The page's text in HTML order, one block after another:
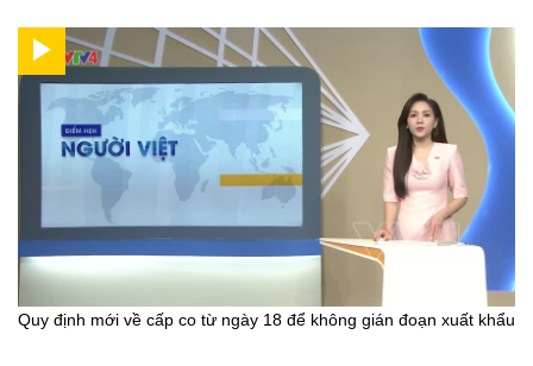
Quy định mới về cấp co từ ngày 18 để không gián đoạn xuất khẩu